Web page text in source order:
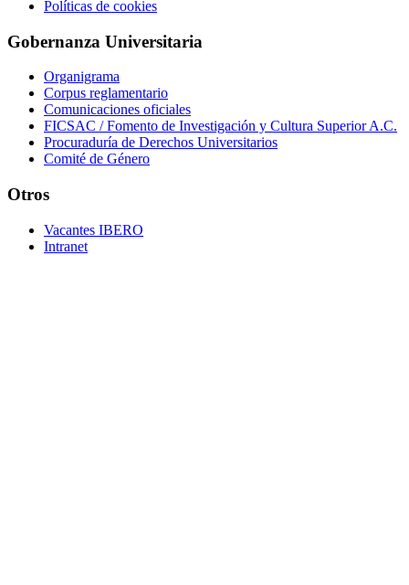
Políticas de cookies
Gobernanza Universitaria
Organigrama
Corpus reglamentario
Comunicaciones oficiales
FICSAC / Fomento de Investigación y Cultura Superior A.C.
Procuraduría de Derechos Universitarios
Comité de Género
Otros
Vacantes IBERO
Intranet